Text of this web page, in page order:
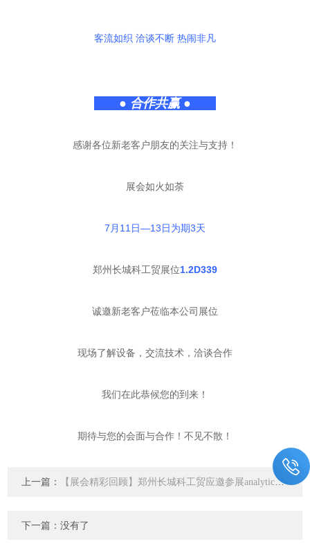
客流如织 洽谈不断 热闹非凡
● 合作共赢 ●
感谢各位新老客户朋友的关注与支持！
展会如火如荼
7月11日—13日为期3天
郑州长城科工贸展位1.2D339
诚邀新老客户莅临本公司展位
现场了解设备，交流技术，洽谈合作
我们在此恭候您的到来！
期待与您的会面与合作！不见不散！
上一篇： 【展会精彩回顾】郑州长城科工贸应邀参展analytica China 2023慕尼黑上海分析生化展，圆满收官！
下一篇：没有了